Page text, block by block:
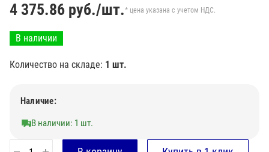
4 375.86 руб./шт.* цена указана с учетом НДС.
В наличии
Количество на складе: 1 шт.
Наличие:
В наличии: 1 шт.